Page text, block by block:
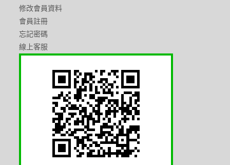
修改會員資料
會員註冊
忘記密碼
線上客服